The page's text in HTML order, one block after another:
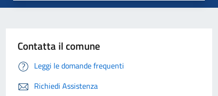
Contatta il comune
Leggi le domande frequenti
Richiedi Assistenza